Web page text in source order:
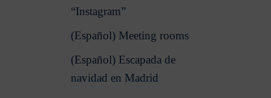
“Instagram”
(Español) Meeting rooms
(Español) Escapada de
navidad en Madrid